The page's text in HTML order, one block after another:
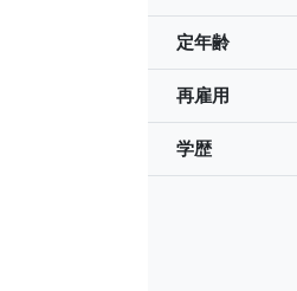
定年齢
再雇用
学歴